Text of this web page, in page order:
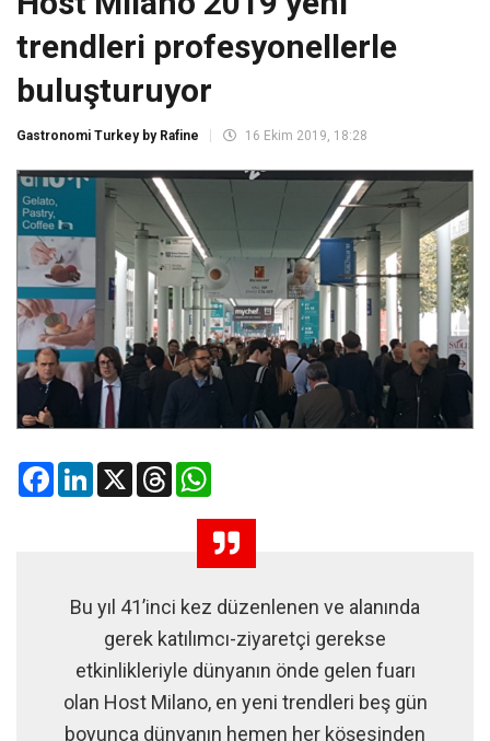
trendleri profesyonellerle
buluşturuyor
Gastronomi Turkey by Rafine 16 Ekim 2019, 18:28
FacebookLinkedIn
X Threads
Bu yıl 41’inci kez düzenlenen ve alanında
gerek katılımcı-ziyaretçi gerekse
etkinlikleriyle dünyanın önde gelen fuarı
olan Host Milano, en yeni trendleri beş gün
boyunca dünyanın hemen her köşesinden